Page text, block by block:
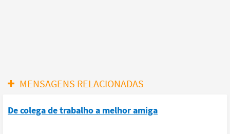
MENSAGENS RELACIONADAS
De colega de trabalho a melhor amiga